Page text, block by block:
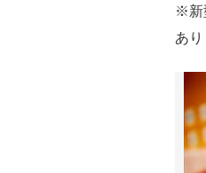
※新
あ